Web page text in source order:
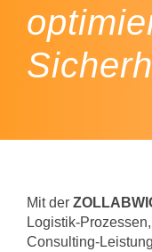
Mit der
Logistik-
Consulting-